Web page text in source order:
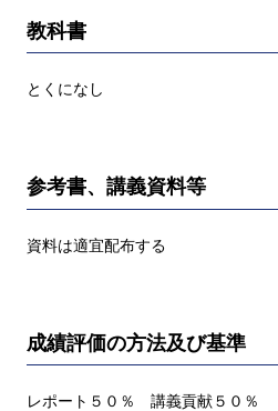
教科書
とくになし
参考書、講義資料等
資料は適宜配布する
成績評価の方法及び基準
レポート５０％ 講義貢献５０％